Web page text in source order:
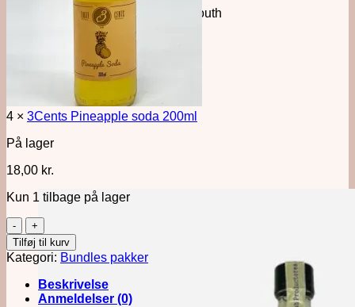
Vertmouth
4 × 3Cents Pineapple soda 200ml
På lager
18,00 kr.
Kun 1 tilbage på lager
La
Piña
Bundle
antal
Tilføj til kurv
Kategori: Bundles pakker
Beskrivelse
Anmeldelser (0)